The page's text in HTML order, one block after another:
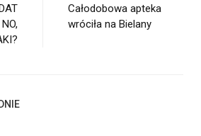
Całodobowa apteka
wróciła na Bielany